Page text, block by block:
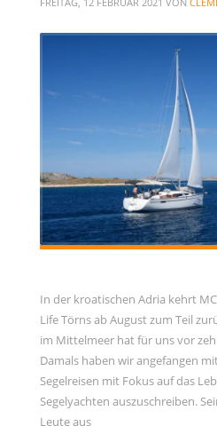
Allgemein
Gäste
Jans Weg zum Yachtmaster
MCO Team
Menschen
OceanLife
RYA Training
Schulungsyacht
Törnbericht OceanLife
Törnbericht Training
ARCHIVE
November 2023
In der kroatischen Adria kehrt
Life Törns ab August zum Teil
im Mittelmeer hat für uns vor
Damals haben wir angefangen
Segelreisen mit Fokus auf das
Segelyachten auszuschreiben.
Leute aus